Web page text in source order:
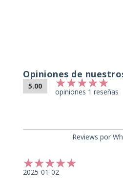
Opiniones de
5.00
opiniones 1 reseñas
Reviews por
2025-01-02